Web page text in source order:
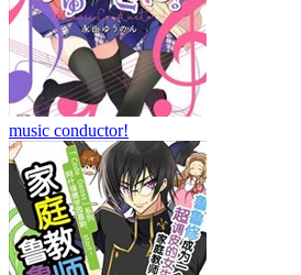
music conductor!